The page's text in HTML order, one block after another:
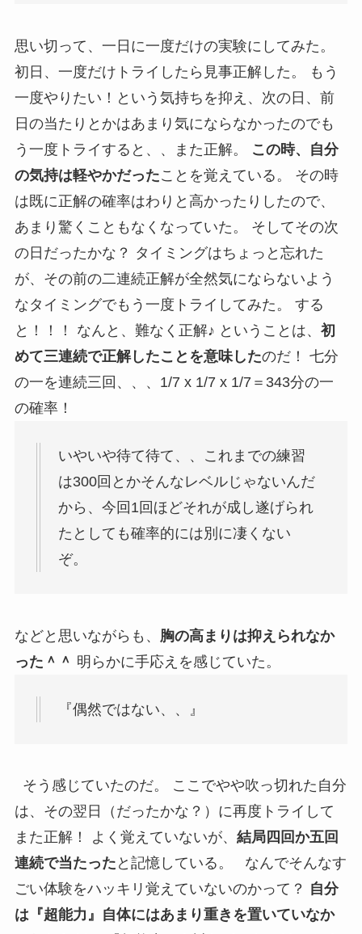
思い切って、一日に一度だけの実験にしてみた。
初日、一度だけトライしたら見事正解した。 もう
一度やりたい！という気持ちを抑え、次の日、前
日の当たりとかはあまり気にならなかったのでも
う一度トライすると、、また正解。
この時、自分
の気持は軽やかだったことを覚えている。 その時
は既に正解の確率はわりと高かったりしたので、
あまり驚くこともなくなっていた。 そしてその次
の日だったかな？ タイミングはちょっと忘れた
が、その前の二連続正解が全然気にならないよう
なタイミングでもう一度トライしてみた。 する
と！！！ なんと、難なく正解♪ ということは、 初
めて三連続で正解したことを意味したのだ！ 七分
の一を連続三回、、、1/7 x 1/7 x 1/7＝343分の一
の確率！
いやいや待て待て、、これまでの練習
は300回とかそんなレベルじゃないんだ
から、今回1回ほどそれが成し遂げられ
たとしても確率的には別に凄くない
ぞ。
などと思いながらも、 胸の高まりは抑えられなか
った＾＾ 明らかに手応えを感じていた。
『偶然ではない、、』
そう感じていたのだ。 ここでやや吹っ切れた自分
は、その翌日（だったかな？）に再度トライして
また正解！ よく覚えていないが、 結局四回か五回
連続で当たった と記憶している。 なんでそんなす
ごい体験をハッキリ覚えていないのかって？ 自分
は『超能力』自体にはあまり重きを置いていなか